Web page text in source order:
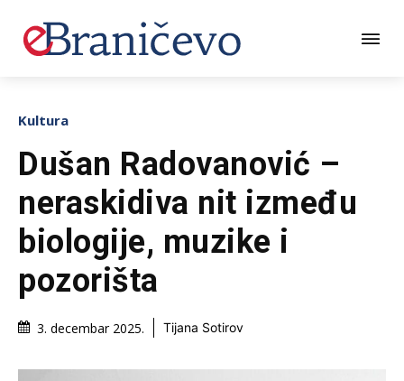
Kultura
Dušan Radovanović –
neraskidiva nit između
biologije, muzike i
pozorišta
3. decembar 2025. Tijana Sotirov